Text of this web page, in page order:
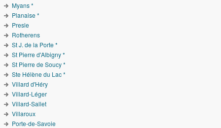
Myans *
Planaise *
Presle
Rotherens
St J. de la Porte *
St Pierre d'Albigny *
St Pierre de Soucy *
Ste Hélène du Lac *
Villard d'Héry
Villard-Léger
Villard-Sallet
Villaroux
Porte-de-Savoie